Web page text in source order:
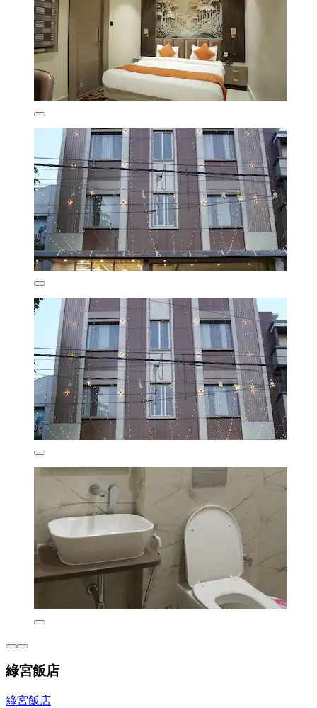
綠宮飯店
綠宮飯店